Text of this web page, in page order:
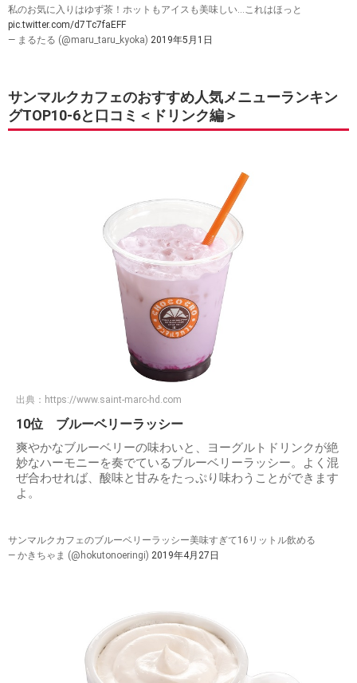
私のお気に入りはゆず茶！ホットもアイスも美味しい…これはほっと
pic.twitter.com/d7Tc7faEFF
— まるたる (@maru_taru_kyoka) 2019年5月1日
サンマルクカフェのおすすめ人気メニューランキン
グTOP10-6と口コミ＜ドリンク編＞
出典： https://www.saint-marc-hd.com
10位 ブルーベリーラッシー
爽やかなブルーベリーの味わいと、ヨーグルトドリンクが絶
妙なハーモニーを奏でているブルーベリーラッシー。よく混
ぜ合わせれば、酸味と甘みをたっぷり味わうことができます
よ。
サンマルクカフェのブルーベリーラッシー美味すぎて16リットル飲める
— かきちゃま (@hokutonoeringi) 2019年4月27日